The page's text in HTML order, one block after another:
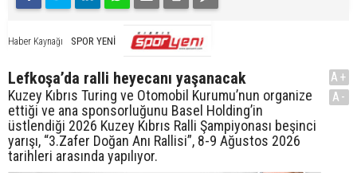
Haber Kaynağı SPOR YENİ
Lefkoşa’da ralli heyecanı yaşanacak
Kuzey Kıbrıs Turing ve Otomobil Kurumu’nun organize
ettiği ve ana sponsorluğunu Basel Holding’in
üstlendiği 2026 Kuzey Kıbrıs Ralli Şampiyonası beşinci
yarışı, “3.Zafer Doğan Anı Rallisi”, 8-9 Ağustos 2026
tarihleri arasında yapılıyor.
A+
A-